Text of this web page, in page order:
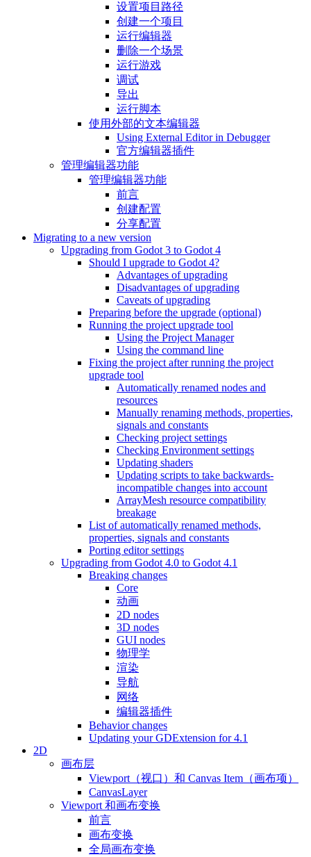
设置项目路径
创建一个项目
运行编辑器
删除一个场景
运行游戏
调试
导出
运行脚本
使用外部的文本编辑器
Using External Editor in Debugger
官方编辑器插件
管理编辑器功能
管理编辑器功能
前言
创建配置
分享配置
Migrating to a new version
Upgrading from Godot 3 to Godot 4
Should I upgrade to Godot 4?
Advantages of upgrading
Disadvantages of upgrading
Caveats of upgrading
Preparing before the upgrade (optional)
Running the project upgrade tool
Using the Project Manager
Using the command line
Fixing the project after running the project
upgrade tool
Automatically renamed nodes and
resources
Manually renaming methods, properties,
signals and constants
Checking project settings
Checking Environment settings
Updating shaders
Updating scripts to take backwards-
incompatible changes into account
ArrayMesh resource compatibility
breakage
List of automatically renamed methods,
properties, signals and constants
Porting editor settings
Upgrading from Godot 4.0 to Godot 4.1
Breaking changes
Core
动画
2D nodes
3D nodes
GUI nodes
物理学
渲染
导航
网络
编辑器插件
Behavior changes
Updating your GDExtension for 4.1
2D
画布层
Viewport（视口）和 Canvas Item（画布项）
CanvasLayer
Viewport 和画布变换
前言
画布变换
全局画布变换